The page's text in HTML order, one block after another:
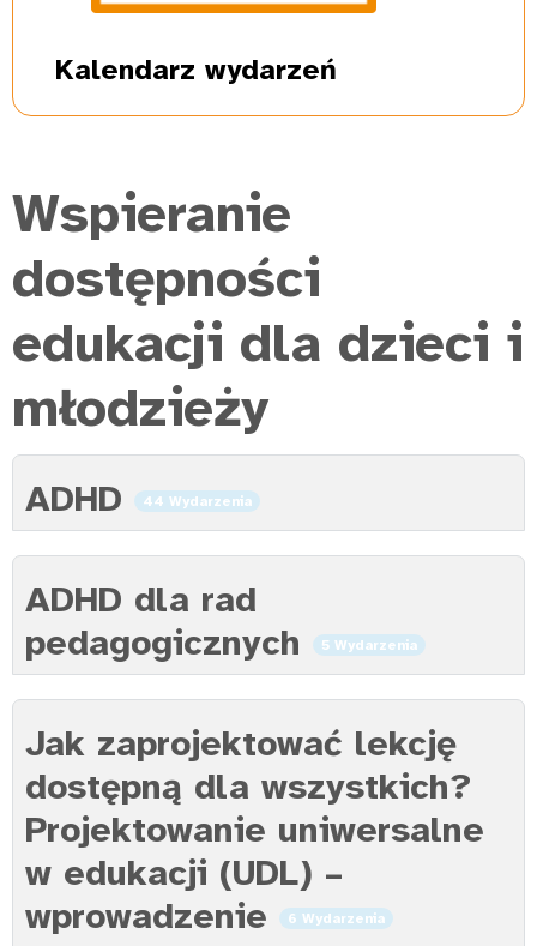
Kalendarz wydarzeń
Wspieranie
dostępności
edukacji dla dzieci i
młodzieży
ADHD 44 Wydarzenia
ADHD dla rad
pedagogicznych
5 Wydarzenia
Jak zaprojektować lekcję
dostępną dla wszystkich?
Projektowanie uniwersalne
w edukacji (UDL) –
wprowadzenie
6 Wydarzenia